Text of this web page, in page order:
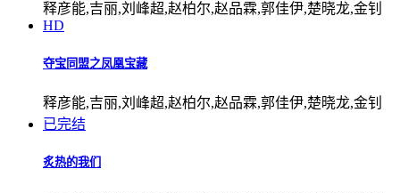
释彦能,吉丽,刘峰超,赵柏尔,赵品霖,郭佳伊,楚晓龙,金钊
HD
夺宝同盟之凤凰宝藏
释彦能,吉丽,刘峰超,赵柏尔,赵品霖,郭佳伊,楚晓龙,金钊
已完结
炙热的我们